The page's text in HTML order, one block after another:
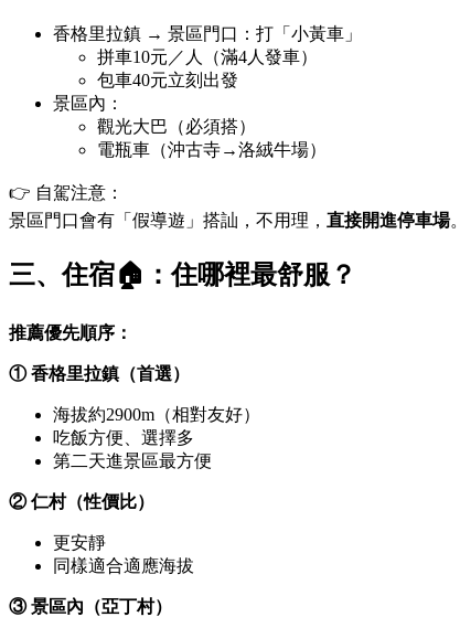
香格里拉鎮 → 景區門口：打「小黃車」
拼車10元／人（滿4人發車）
包車40元立刻出發
景區內：
觀光大巴（必須搭）
電瓶車（沖古寺→洛絨牛場）
👉 自駕注意：
景區門口會有「假導遊」搭訕，不用理， 直接開進停車場。
三、住宿🏠：住哪裡最舒服？
推薦優先順序：
① 香格里拉鎮（首選）
海拔約2900m（相對友好）
吃飯方便、選擇多
第二天進景區最方便
② 仁村（性價比）
更安靜
同樣適合適應海拔
③ 景區內（亞丁村）